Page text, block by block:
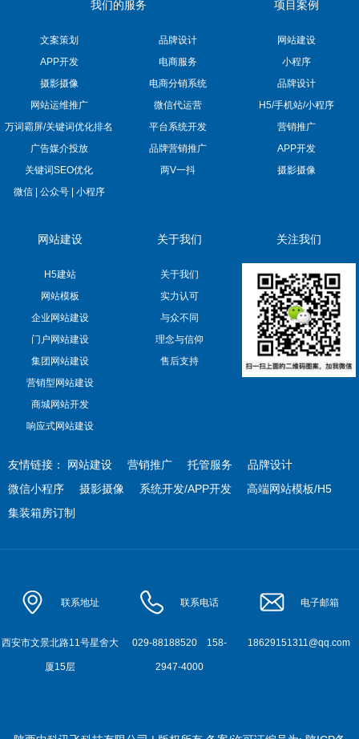
我们的服务
文案策划
品牌设计
APP开发
电商服务
摄影摄像
电商分销系统
网站运维推广
微信代运营
万词霸屏/关键词优化排名
平台系统开发
广告媒介投放
品牌营销推广
关键词SEO优化
两V一抖
微信 | 公众号 | 小程序
项目案例
网站建设
小程序
品牌设计
H5/手机站/小程序
营销推广
APP开发
摄影摄像
网站建设
H5建站
网站模板
企业网站建设
门户网站建设
集团网站建设
营销型网站建设
商城网站开发
响应式网站建设
关于我们
关于我们
实力认可
与众不同
理念与信仰
售后支持
关注我们
友情链接： 网站建设 营销推广 托管服务
品牌设计
微信小程序
摄影摄像 系统开发/APP开发
高端网站模板/H5
集装箱房订制
联系地址
西安市文景北路11号星舍大
厦15层
联系电话
029-88188520158-
2947-4000
电子邮箱
18629151311@qq.com